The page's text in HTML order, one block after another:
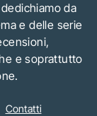
da
e delle serie
e soprattutto
Contatti